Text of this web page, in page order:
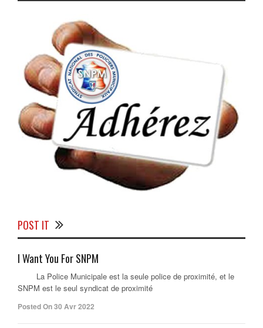
POST IT
I Want You For SNPM
La Police Municipale est la seule police de proximité, et le
SNPM est le seul syndicat de proximité
Posted On 30 Avr 2022